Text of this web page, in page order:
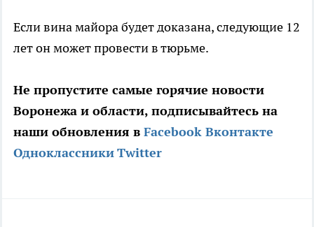
Если вина майора будет доказана, следующие 12
лет он может провести в тюрьме.
Не пропустите самые горячие новости
Воронежа и области, подписывайтесь на
наши обновления в Facebook Вконтакте
ОдноклассникиTwitter